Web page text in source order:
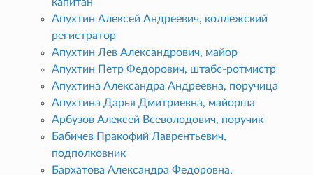
Апухтин Алексей Андреевич, коллежский
регистратор
Апухтин Лев Александрович, майор
Апухтин Петр Федорович, штабс-ротмистр
Апухтина Александра Андреевна, поручица
Апухтина Дарья Дмитриевна, майорша
Арбузов Алексей Всеволодович, поручик
Бабичев Пракофий Лаврентьевич,
подполковник
Бархатова Александра Федоровна,